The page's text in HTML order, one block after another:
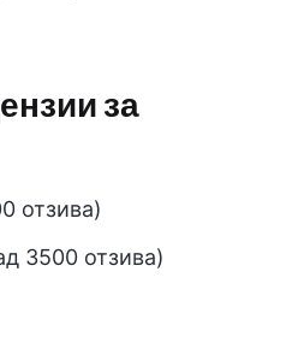
за
отзива)
3500 отзива)